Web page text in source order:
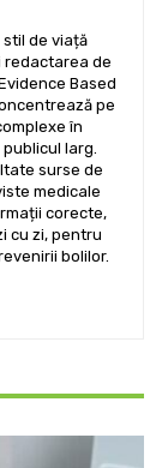
de viață
redactarea de
Based
pe
în
larg.
surse de
medicale
corecte,
cu zi, pentru
bolilor.